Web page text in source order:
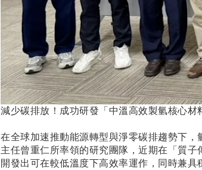
減少碳排放！成功研發「中溫高效製氫核心
在全球加速推動能源轉型與淨零碳排趨勢下
主任曾重仁所率領的研究團隊，近期在「質
開發出可在較低溫度下高效率運作，同時兼具